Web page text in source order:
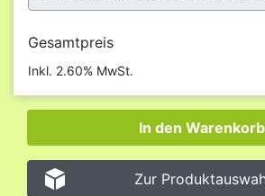
Gesamtpreis
Inkl. 2.60% MwSt.
Zur